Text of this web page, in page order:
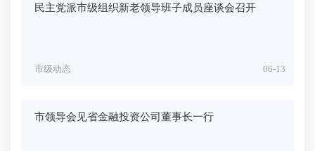
民主党派市级组织新老领导班子成员座谈会召开
06-13
市级动态
市领导会见省金融投资公司董事长一行